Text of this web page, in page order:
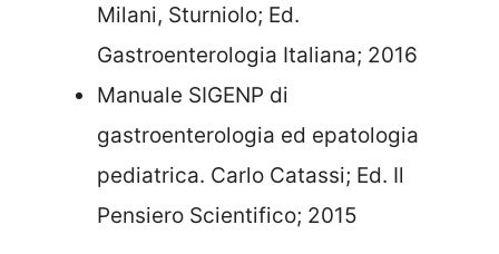
Milani, Sturniolo; Ed.
Gastroenterologia Italiana; 2016
Manuale SIGENP di
gastroenterologia ed epatologia
pediatrica. Carlo Catassi; Ed. Il
Pensiero Scientifico; 2015